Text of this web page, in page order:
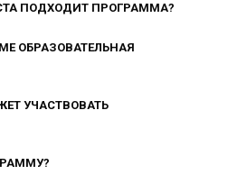
ПОДХОДИТ ПРОГРАММА?
ОБРАЗОВАТЕЛЬНАЯ
УЧАСТВОВАТЬ